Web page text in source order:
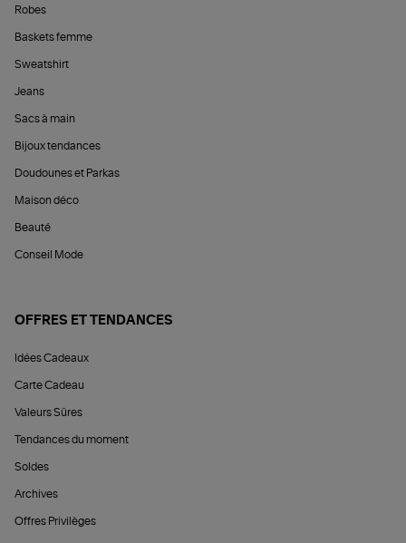
Robes
Baskets femme
Sweatshirt
Jeans
Sacs à main
Bijoux tendances
Doudounes et Parkas
Maison déco
Beauté
Conseil Mode
OFFRES ET TENDANCES
Idées Cadeaux
Carte Cadeau
Valeurs Sûres
Tendances du moment
Soldes
Archives
Offres Privilèges